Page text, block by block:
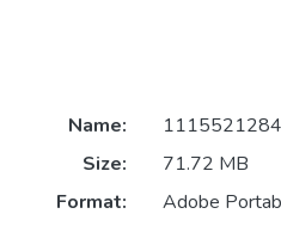
Name:
Size:
71.72 MB
Format:
Adobe